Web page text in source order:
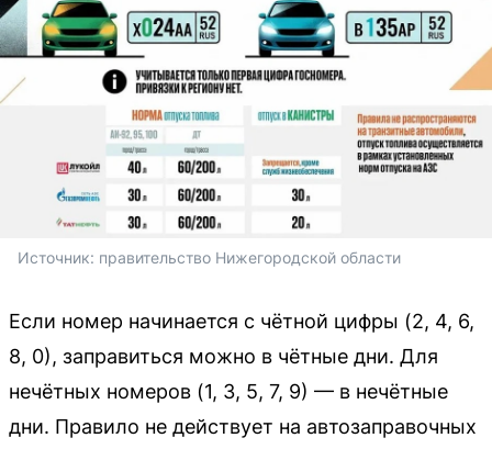
Источник: правительство Нижегородской области
Если номер начинается с чётной цифры (2, 4, 6,
8, 0), заправиться можно в чётные дни. Для
нечётных номеров (1, 3, 5, 7, 9) — в нечётные
дни. Правило не действует на автозаправочных